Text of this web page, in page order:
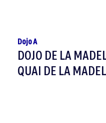
Dojo A
DOJO DE LA
QUAI DE LA